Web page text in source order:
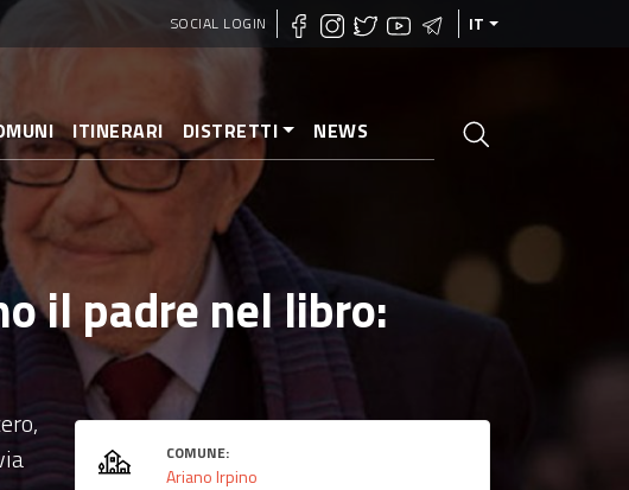
SOCIAL LOGIN IT
ITINERARI DISTRETTI NEWS
il padre nel libro:
COMUNE:
Ariano Irpino